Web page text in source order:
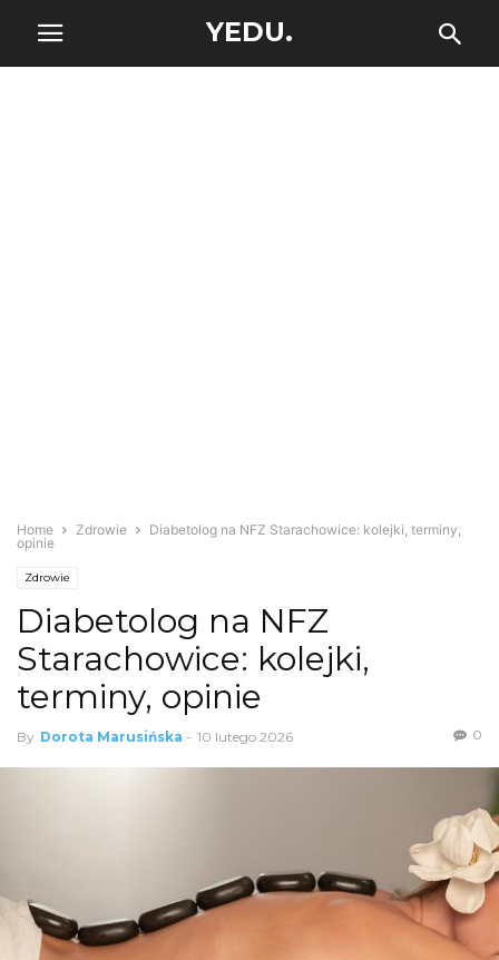
YEDU.
Home Zdrowie
Diabetolog na NFZ Starachowice: kolejki, terminy,
opinie
Zdrowie
Diabetolog na NFZ
Starachowice: kolejki,
terminy, opinie
By Dorota Marusińska - 10 lutego 2026 0